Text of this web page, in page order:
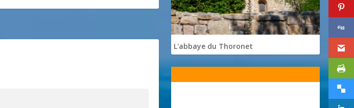
L'abbaye du Thoronet